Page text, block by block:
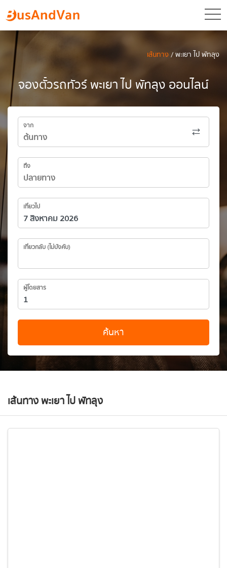
เส้นทาง/ พะเยา ไป พัทลุง
จองตั๋วรถทัวร์ พะเยา ไป พัทลุง ออนไลน์
จาก
ถึง
เที่ยวไป
เที่ยวกลับ (ไม่บังคับ)
ผู้โดยสาร
ค้นหา
เส้นทาง พะเยา ไป พัทลุง